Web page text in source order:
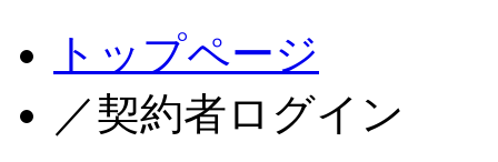
トップページ
／契約者ログイン